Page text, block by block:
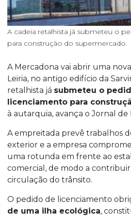
A cadeia retalhista já submeteu o
para construção do supermercado.
A Mercadona vai abrir uma
Leiria, no antigo edifício da
retalhista já submeteu o
licenciamento para
à autarquia, avança o Jornal de
A empreitada prevê trabalhos
exterior e a empresa
uma rotunda em frente ao
comercial, de modo a
circulação do trânsito.
O pedido de licenciamento
de uma ilha ecológica,